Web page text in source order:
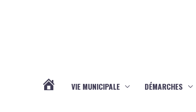
VIE MUNICIPALE DÉMARCHES